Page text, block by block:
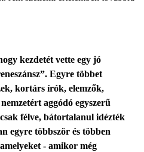
kezdetét vette egy jó
Egyre többet
kortárs írók, elemzők,
aggódó egyszerű
félve, bátortalanul idézték
egyre többször és többen
- amikor még